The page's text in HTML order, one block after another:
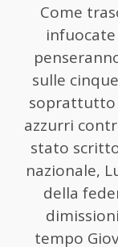
Come
sulle
soprattutto
azzurri
stato
nazionale,
della
tempo